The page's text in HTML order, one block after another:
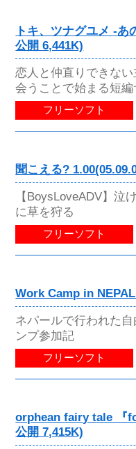
トキ、ツナグユメ -あ
公開 6,441K)
恋人と仲直りできな
会うことで始まる短
フリーソフト
聞こえる?
【BoysLoveADV】泣
に草を狩る
フリーソフト
Work Camp in
ネパールで行われた
ンプ参加記
フリーソフト
orphean fairy tale 『
公開 7,415K)